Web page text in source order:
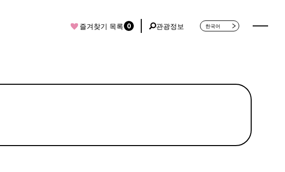
즐겨찾기 목록 0 관광정보